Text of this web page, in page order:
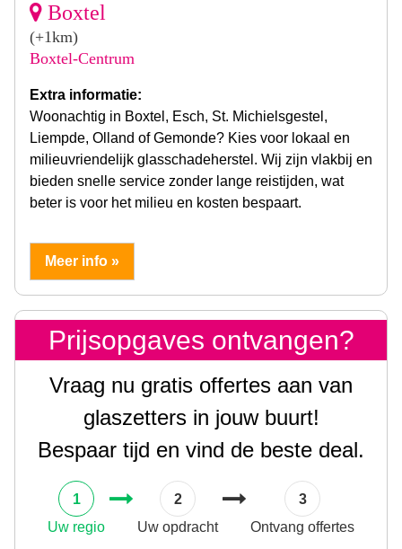
Boxtel
(+1km)
Boxtel-Centrum
Extra informatie:
Woonachtig in Boxtel, Esch, St. Michielsgestel,
Liempde, Olland of Gemonde? Kies voor lokaal en
milieuvriendelijk glasschadeherstel. Wij zijn vlakbij en
bieden snelle service zonder lange reistijden, wat
beter is voor het milieu en kosten bespaart.
Meer info »
Prijsopgaves ontvangen?
Vraag nu gratis offertes aan van
glaszetters in jouw buurt!
Bespaar tijd en vind de beste deal.